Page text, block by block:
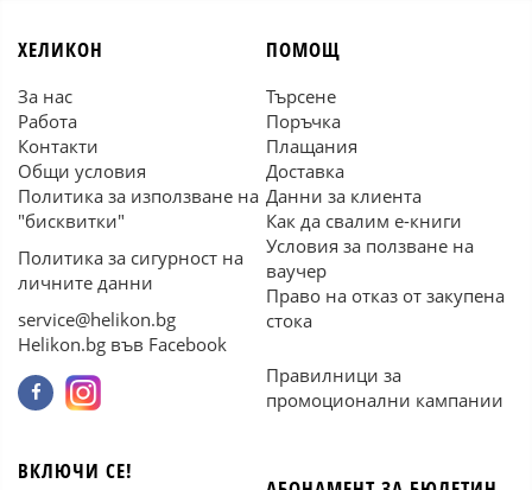
ХЕЛИКОН
За нас
Работа
Контакти
Общи условия
Политика за използване на
"бисквитки"
Политика за сигурност на
личните данни
service@helikon.bg
Helikon.bg във Facebook
ПОМОЩ
Търсене
Поръчка
Плащания
Доставка
Данни за клиента
Как да свалим е-книги
Условия за ползване на
ваучер
Право на отказ от закупена
стока
Правилници за
промоционални кампании
ВКЛЮЧИ СЕ!